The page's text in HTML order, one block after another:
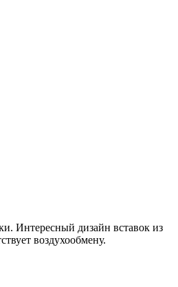
Интересный дизайн вставок из
воздухообмену.